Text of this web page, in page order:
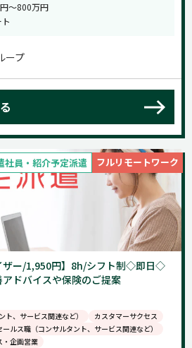
～800万円
ープ
社員・紹介予定派遣 フルリモートワーク
ザー/1,950円】8h/シフト制◇即日◇
ドバイスや保険のご提案
、サービス関連など）
カスタマーサクセス
ルス職（コンサルタント、サービス関連など）
・企画営業